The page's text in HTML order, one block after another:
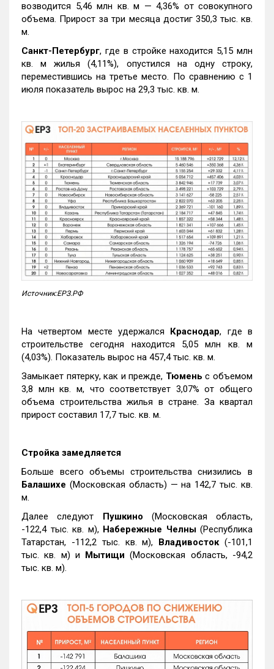
возводится 5,46 млн кв. м — 4,36% от совокупного
объема. Прирост за три месяца достиг 350,3 тыс. кв.
м.
Санкт-Петербург, где в стройке находится 5,15 млн
кв. м жилья (4,11%), опустился на одну строку,
переместившись на третье место. По сравнению с 1
июля показатель вырос на 29,3 тыс. кв. м.
Источник:ЕРЗ.РФ
На четвертом месте удержался Краснодар, где в
строительстве сегодня находится 5,05 млн кв. м
(4,03%). Показатель вырос на 457,4 тыс. кв. м.
Замыкает пятерку, как и прежде, Тюмень с объемом
3,8 млн кв. м, что соответствует 3,07% от общего
объема строительства жилья в стране. За квартал
прирост составил 17,7 тыс. кв. м.
Стройка замедляется
Больше всего объемы строительства снизились в
Балашихе (Московская область) — на 142,7 тыс. кв.
м.
Далее следуют Пушкино (Московская область,
-122,4 тыс. кв. м), Набережные Челны(Республика
Татарстан, -112,2 тыс. кв. м), Владивосток(-101,1
тыс. кв. м) и Мытищи (Московская область, -94,2
тыс. кв. м).